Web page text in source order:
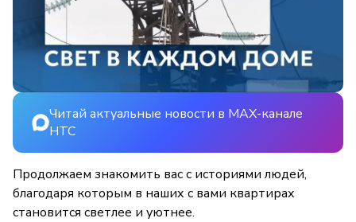
Читай актуальные новости в MAX-канале
НТС
Продолжаем знакомить вас с историями людей,
благодаря которым в наших с вами квартирах
становится светлее и уютнее.